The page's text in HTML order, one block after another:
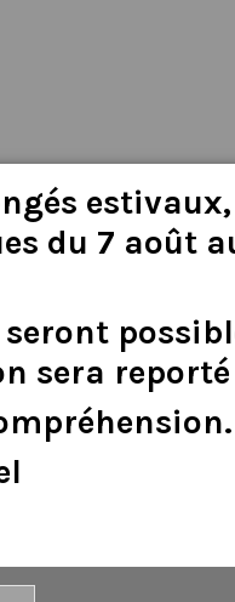
estivaux,
du 7 août
seront
sera reporté